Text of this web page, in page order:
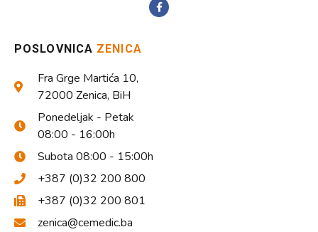
POSLOVNICA ZENICA
Fra Grge Martića 10,
72000 Zenica, BiH
Ponedeljak - Petak
08:00 - 16:00h
Subota 08:00 - 15:00h
+387 (0)32 200 800
+387 (0)32 200 801
zenica@cemedic.ba